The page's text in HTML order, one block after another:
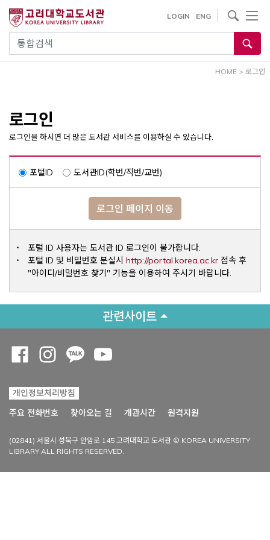
건
통합검색
LOGIN ENG
사이트내 검색
HOME > 로그인
로그인
로그인을 하시면 더 많은 도서관 서비스를 이용하실 수 있습니다.
포털ID 도서관ID(학번/직번/교번)
로그인 페이지 이동
포털 ID 사용자는 도서관 ID 로그인이 불가합니다.
포털 ID 및 비밀번호 분실시 http://portal.korea.ac.krOpens a
접속 후
"아이디/비밀번호 찾기" 기능을 이용하여 주시기 바랍니다.
관련사이트
개인정보처리방침
주요 전화번호
찾아오는 길 개관시간 원격지원
(02841) 서울시 성북구 안암로 145 고려대학교 도서관 © KOREA UNIVERSITY
LIBRARY ALL RIGHTS RESERVED.
Opens a new window
Opens a new window
Opens a new window